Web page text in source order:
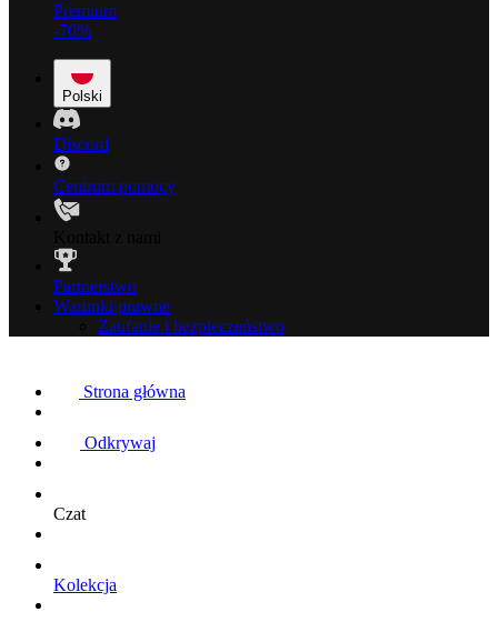
Premium
-70%
Polski
Discord
Centrum pomocy
Partnerstwo
Warunki prawne
Zaufanie i bezpieczeństwo
Strona główna
Odkrywaj
Czat
Kolekcja